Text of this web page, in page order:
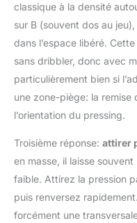
classique à la densité
sur B (souvent dos au
dans l’espace libéré.
sans dribbler, donc avec
particulièrement bien si
une zone-piège: la remise
l’orientation du pressing.
Troisième réponse: attirer
en masse, il laisse
faible. Attirez la pression
puis renversez
forcément une